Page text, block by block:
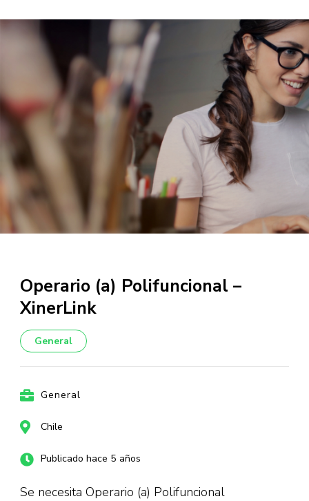
Operario (a) Polifuncional –
XinerLink
General
General
Chile
Publicado hace 5 años
Se necesita Operario (a) Polifuncional